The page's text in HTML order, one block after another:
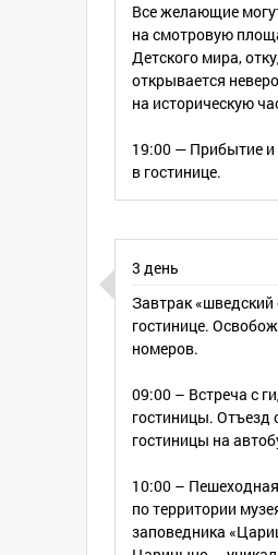
Все желающие
на смотровую
Детского мира,
открывается
на историческую
19:00 — Прибытие
в гостинице.
3 день
Завтрак «шведский
гостинице.
номеров.
09:00 – Встреча с
гостиницы. Отъезд
гостиницы на
10:00 –
по территории
заповедника